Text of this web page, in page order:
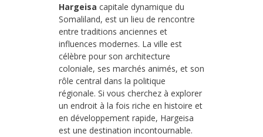
Hargeisa capitale dynamique du
Somaliland, est un lieu de rencontre
entre traditions anciennes et
influences modernes. La ville est
célèbre pour son architecture
coloniale, ses marchés animés, et son
rôle central dans la politique
régionale. Si vous cherchez à explorer
un endroit à la fois riche en histoire et
en développement rapide, Hargeisa
est une destination incontournable.